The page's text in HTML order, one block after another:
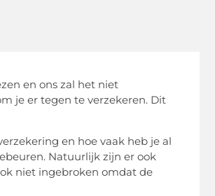
en ons zal het niet
je er tegen te verzekeren. Dit
en hoe vaak heb je al
Natuurlijk zijn er ook
niet ingebroken omdat de